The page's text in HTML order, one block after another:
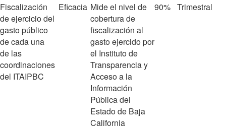
Fiscalización
de ejercicio del
gasto público
de cada una
de las
coordinaciones
del ITAIPBC
Eficacia Mide el nivel de
cobertura de
fiscalización al
gasto ejercido por
el Instituto de
Transparencia y
Acceso a la
Información
Pública del
Estado de Baja
California
90% Trimestral